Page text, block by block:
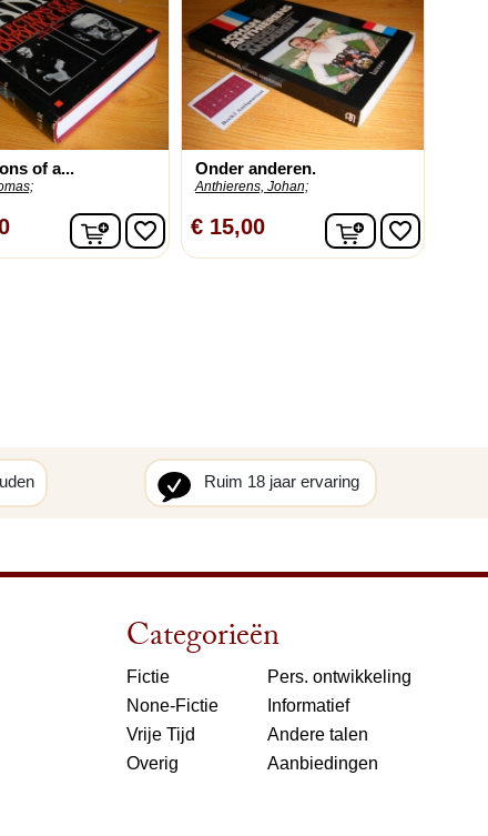
of a...
In winkelwagen
favorite_border
Onder anderen.
Anthierens, Johan;
€ 15,00 Infavorite_border
Ruim 18 jaar ervaring
Categorieën
Fictie
None-Fictie
Vrije Tijd
Overig
Pers. ontwikkeling
Informatief
Andere talen
Aanbiedingen